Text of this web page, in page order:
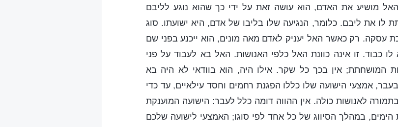
מושיע את האדם, הוא עושה זאת על ידי כך שהוא נוגע לליבם
לו את ליבם. כלומר, הנגיעה שלו בליבו של אדם, היא ישועתו. סוג
עסקה. רק כאשר האל יעניק לאדם מאה מונים, הוא ייכנע בפני שם
כבוד. זו אינה כוונת האל כלפי האנושות. האל בא לעבוד על פני
המושחתת; אין בכך כל שקר. אילו היה, הוא בוודאי לא היה בא
אמצעי הישועה שלו כללו הפגנת רחמים וחסד עילאיים, עד כדי
לאנושות כולה. אין ההווה דומה כלל לעבר: הישועה המוענקת
במהלך הסיווג של כל אחד לפי סוגו; האמצעי לישועה שלכם